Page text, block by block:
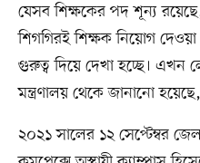
যেসব শিক্ষকের পদ শূন্য
শিগগিরই শিক্ষক নিয়োগ
গুরুত্ব দিয়ে দেখা হচ্ছে। এখন
মন্ত্রণালয় থেকে জানানো
২০২১ সালের ১২ সেপ্টেম্বর